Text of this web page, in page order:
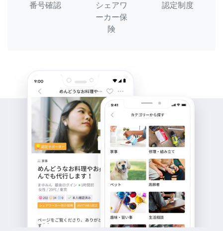
番号確認
シェアワ
ーカー保
険
認定制度